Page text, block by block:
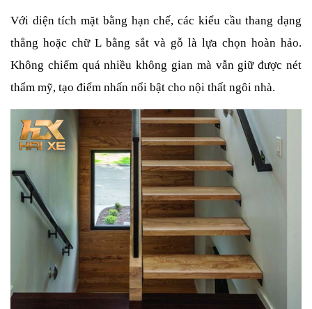
Với diện tích mặt bằng hạn chế, các kiểu cầu thang dạng
thẳng hoặc chữ L bằng sắt và gỗ là lựa chọn hoàn hảo.
Không chiếm quá nhiều không gian mà vẫn giữ được nét
thẩm mỹ, tạo điểm nhấn nổi bật cho nội thất ngôi nhà.